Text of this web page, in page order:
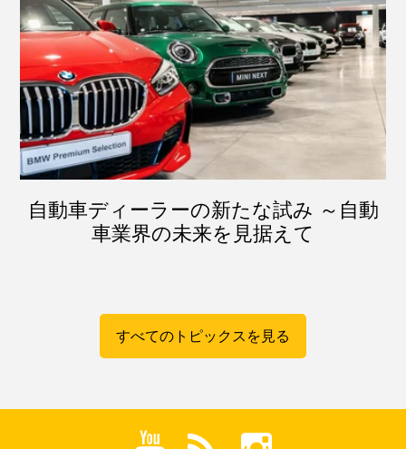
自動車ディーラーの新たな試み ～自動
車業界の未来を見据えて
すべてのトピックスを見る